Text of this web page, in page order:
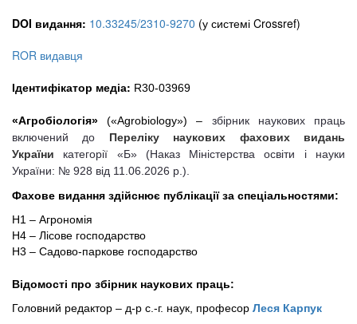
DOI видання: 10.33245/2310-9270 (у системі Crossref)
ROR видавця
Ідентифікатор медіа: R30-03969
«Агробіологія» («Agrobiology») –
збірник наукових праць
включений до Переліку наукових фахових видань
України категорії «Б» (Наказ Міністерства освіти і науки
України: № 928 від 11.06. 2026 р.).
Фахове видання здійснює публікації за спеціальностями:
H1 – Агрономія
H4 – Лісове господарство
H3 – Садово-паркове господарство
Відомості про збірник наукових праць:
Головний редактор – д-р с.-г. наук, професор Леся Карпук